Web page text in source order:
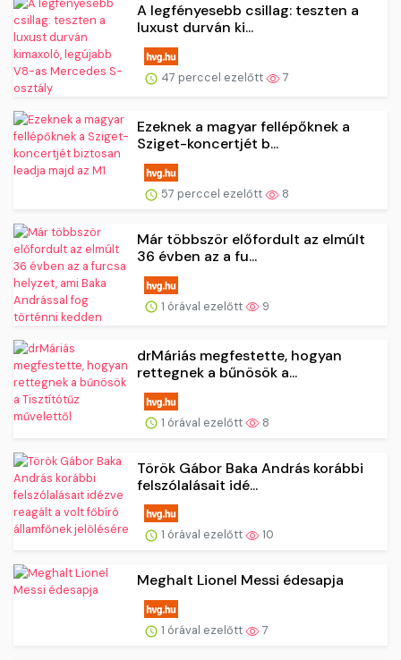
A legfényesebb csillag: teszten a
luxust durván ki...
47 perccel ezelőtt 7
Ezeknek a magyar fellépőknek a
Sziget-koncertjét b...
57 perccel ezelőtt 8
Már többször előfordult az elmúlt
36 évben az a fu...
1 órával ezelőtt 9
drMáriás megfestette, hogyan
rettegnek a bűnösök a...
1 órával ezelőtt 8
Török Gábor Baka András korábbi
felszólalásait idé...
1 órával ezelőtt 10
Meghalt Lionel Messi édesapja
1 órával ezelőtt 7